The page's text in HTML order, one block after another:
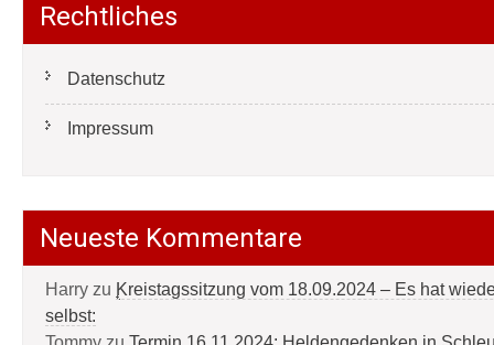
Rechtliches
Datenschutz
Impressum
Neueste Kommentare
Harry zu Kreistagssitzung vom 18.09.2024 – Es hat
selbst: